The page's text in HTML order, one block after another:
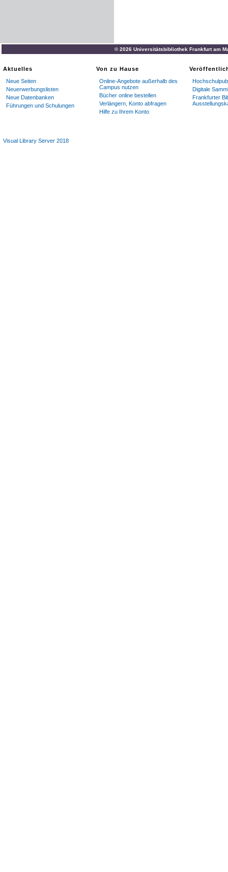
© 2026 Universitätsbibliothek Frankfurt am
Aktuelles
Neue Seiten
Neuerwerbungslisten
Neue Datenbanken
Führungen und Schulungen
Von zu Hause
Online-Angebote außerhalb des
Campus nutzen
Bücher online bestellen
Verlängern, Konto abfragen
Hilfe zu Ihrem Konto
Digitale
Frankfurter
Visual Library Server 2018